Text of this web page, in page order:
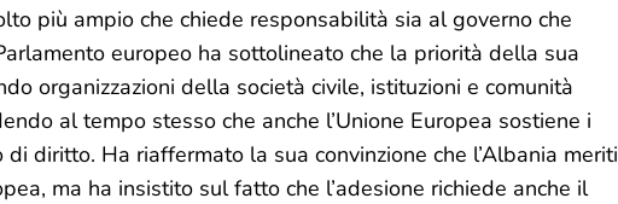
più ampio che chiede responsabilità sia al governo che
europeo ha sottolineato che la priorità della sua
organizzazioni della società civile, istituzioni e comunità
al tempo stesso che anche l’Unione Europea sostiene i
diritto. Ha riaffermato la sua convinzione che l’Albania meriti
ma ha insistito sul fatto che l’adesione richiede anche il